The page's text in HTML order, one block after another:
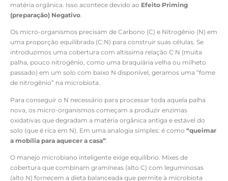
matéria orgânica. Isso acontece devido ao Efeito Priming
(preparação) Negativo.
Os micro-organismos precisam de Carbono (C) e Nitrogênio (N) em
uma proporção equilibrada (C:N) para construir suas células. Se
introduzimos uma cobertura com altíssima relação C:N (muita
palha, pouco nitrogênio, como uma braquiária velha ou milheto
passado) em um solo com baixo N disponível, geramos uma “fome
de nitrogênio” na microbiota.
Para conseguir o N necessário para processar toda aquela palha
nova, os micro-organismos começam a produzir enzimas
oxidativas que degradam a matéria orgânica antiga e estável do
solo (que é rica em N). Em uma analogia simples: é como “queimar
a mobília para aquecer a casa”
O manejo microbiano inteligente exige equilíbrio. Mixes de
cobertura que combinam gramíneas (alto C) com leguminosas
(alto N) fornecem a dieta balanceada que permite à microbiota